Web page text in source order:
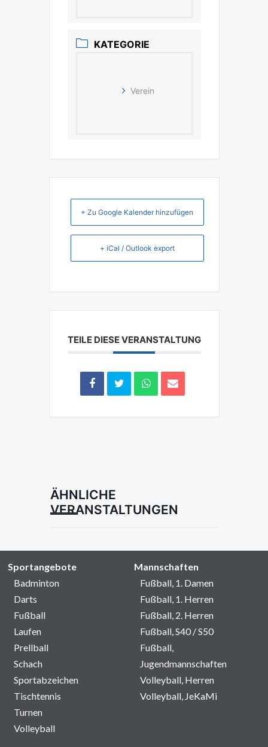
KATEGORIE
Verein
+ Zu Google Kalender hinzufügen
+ iCal / Outlook export
TEILE DIESE VERANSTALTUNG
ÄHNLICHE
VERANSTALTUNGEN
Sportangebote
Badminton
Darts
Fußball
Laufen
Prellball
Schach
Sportabzeichen
Tischtennis
Turnen
Volleyball
Mannschaften
Fußball, 1. Damen
Fußball, 1. Herren
Fußball, 2. Herren
Fußball, S40 / S50
Fußball,
Jugendmannschaften
Volleyball, Herren
Volleyball, JeKaMi